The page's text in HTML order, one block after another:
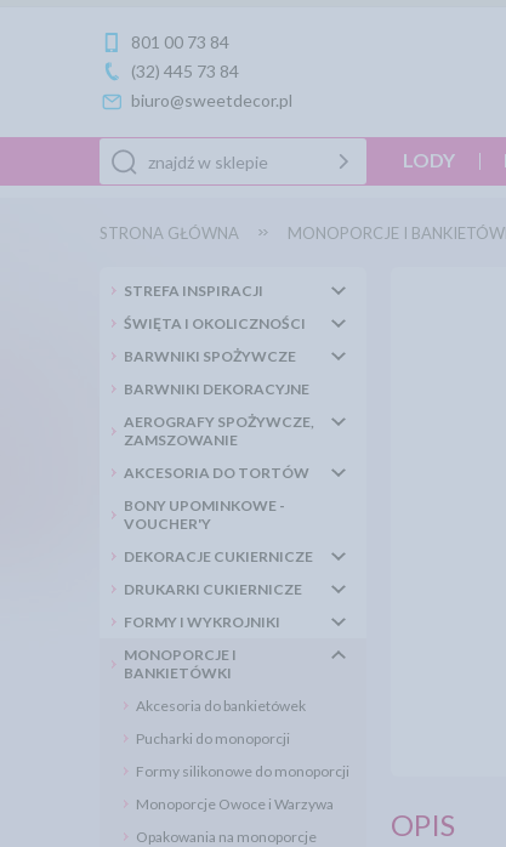
801 00 73 84
(32) 445 73 84
biuro@sweetdecor.pl
LODY
STRONA GŁÓWNA MONOPORCJE I
STREFA INSPIRACJI
ŚWIĘTA I OKOLICZNOŚCI
BARWNIKI SPOŻYWCZE
BARWNIKI DEKORACYJNE
AEROGRAFY SPOŻYWCZE,
ZAMSZOWANIE
AKCESORIA DO TORTÓW
BONY UPOMINKOWE -
VOUCHER'Y
DEKORACJE CUKIERNICZE
DRUKARKI CUKIERNICZE
FORMY I WYKROJNIKI
MONOPORCJE I
BANKIETÓWKI
Akcesoria do bankietówek
Pucharki do monoporcji
Formy silikonowe do monoporcji
Monoporcje Owoce i Warzywa
Opakowania na monoporcje
OPIS